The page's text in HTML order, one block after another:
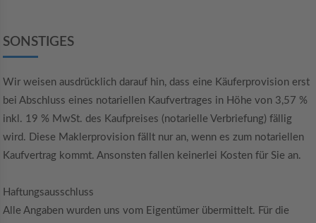
SONSTIGES
Wir weisen ausdrücklich darauf hin, dass eine Käuferprovision erst
bei Abschluss eines notariellen Kaufvertrages in Höhe von 3,57 %
inkl. 19 % MwSt. des Kaufpreises (notarielle Verbriefung) fällig
wird. Diese Maklerprovision fällt nur an, wenn es zum notariellen
Kaufvertrag kommt. Ansonsten fallen keinerlei Kosten für Sie an.
Haftungsausschluss
Alle Angaben wurden uns vom Eigentümer übermittelt. Für die